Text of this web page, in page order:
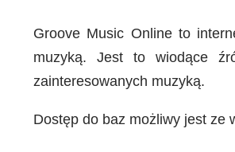
Groove Music Online to
muzyką. Jest to wiodące
zainteresowanych muzyką.
Dostęp do baz możliwy jest ze